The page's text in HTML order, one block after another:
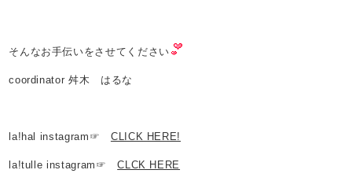
そんなお手伝いをさせてください
coordinator 舛木 はるな
la!hal instagram☞ CLICK HERE!
la!tulle instagram☞CLCK HERE